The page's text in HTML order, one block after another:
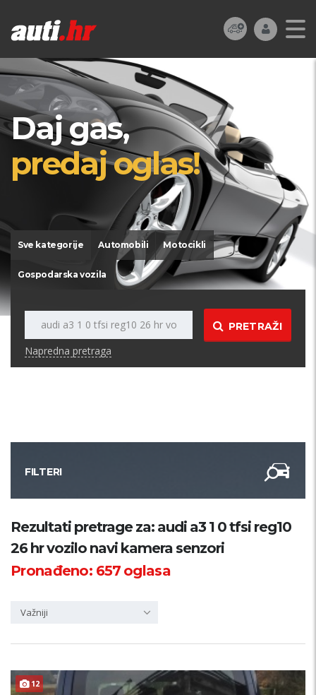
Daj gas,
predaj oglas!
Sve kategorije Automobili Motocikli
Gospodarska vozila
PRETRAŽI
Napredna pretraga
FILTERI
Kategorija
Županija
Rezultati pretrage za: audi a3 1 0 tfsi reg10
26 hr vozilo navi kamera senzori
Pronađeno: 657oglasa
Važniji
12